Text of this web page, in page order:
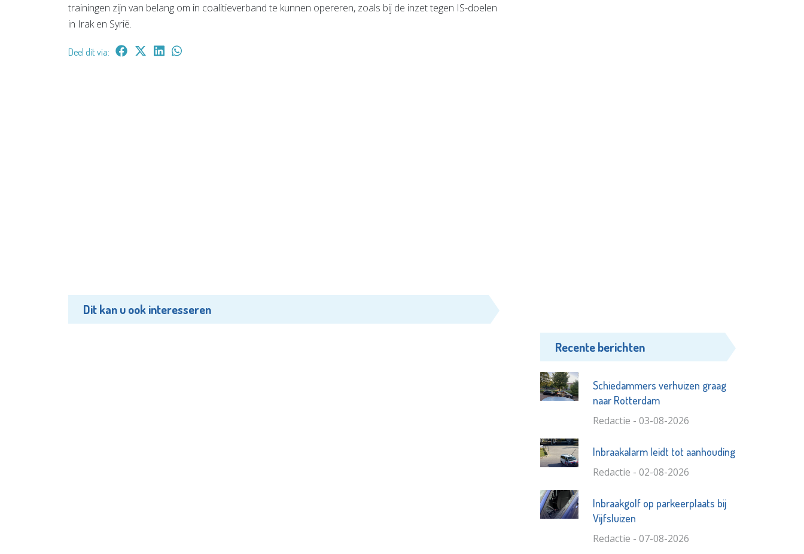
trainingen zijn van belang om in coalitieverband te kunnen opereren, zoals bij de inzet tegen IS-doelen
in Irak en Syrië.
Deel dit via:
Dit kan u ook interesseren
Recente berichten
Schiedammers verhuizen graag
naar Rotterdam
Redactie - 03-08-2026
Inbraakalarm leidt tot aanhouding
Redactie - 02-08-2026
Inbraakgolf op parkeerplaats bij
Vijfsluizen
Redactie - 07-08-2026